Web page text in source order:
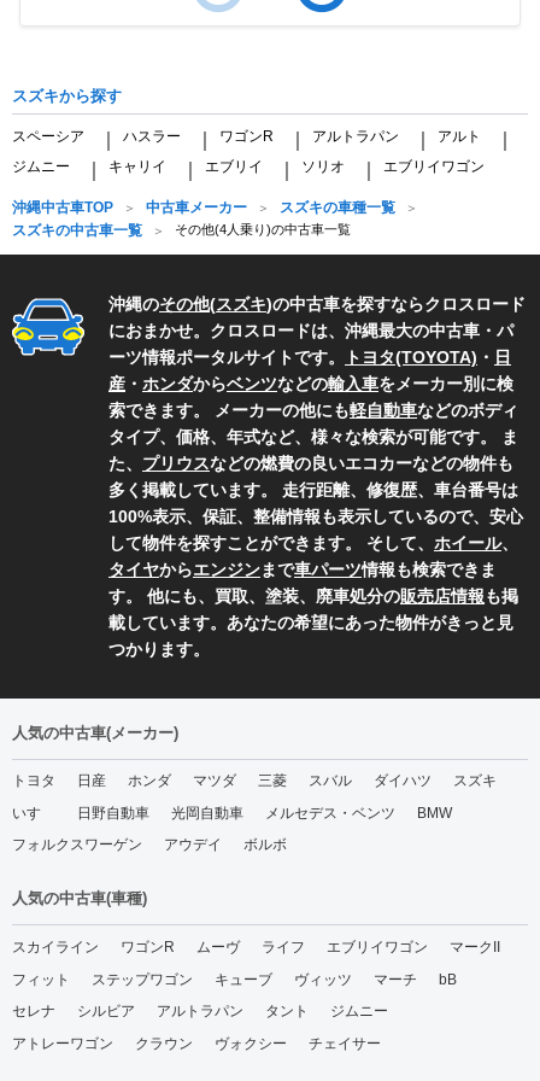
2
スズキから探す
スペーシア ハスラー ワゴンR アルトラパン アルト
ジムニー キャリイ エブリイ ソリオ エブリイワゴン
沖縄中古車TOP 中古車メーカー
スズキの車種一覧
スズキの中古車一覧
その他(4人乗り)の中古車一覧
沖縄のその他(スズキ)の中古車を探すならクロスロード
におまかせ。クロスロードは、沖縄最大の中古車・パ
ーツ情報ポータルサイトです。
トヨタ(TOYOTA) ・ 日
産 ・ ホンダからベンツなどの輸入車をメーカー別に検
索できます。 メーカーの他にも軽自動車などのボディ
タイプ、価格、年式など、様々な検索が可能です。 ま
た、 プリウスなどの燃費の良いエコカーなどの物件も
多く掲載しています。 走行距離、修復歴、車台番号は
100%表示、保証、整備情報も表示しているので、安心
して物件を探すことができます。 そして、 ホイール、
タイヤからエンジンまで車パーツ情報も検索できま
す。 他にも、買取、塗装、廃車処分の販売店情報も掲
載しています。あなたの希望にあった物件がきっと見
つかります。
人気の中古車(メーカー)
トヨタ 日産 ホンダ マツダ 三菱 スバル ダイハツ
スズキ
いすゞ
日野自動車 光岡自動車 メルセデス・ベンツ
BMW
フォルクスワーゲン
アウデイ ボルボ
人気の中古車(車種)
スカイライン ワゴンR ムーヴ ライフ エブリイワゴン
マークII
フィット
ステップワゴン キューブ ヴィッツ マーチ
bB
セレナ
シルビア アルトラパン タント
ジムニー
アトレーワゴン
クラウン ヴォクシー チェイサー